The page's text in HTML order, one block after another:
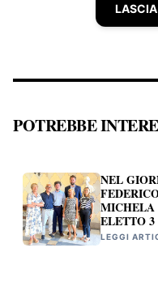
POTREBBE
NEL
MICHELA
ELETTO 3
LEGGI